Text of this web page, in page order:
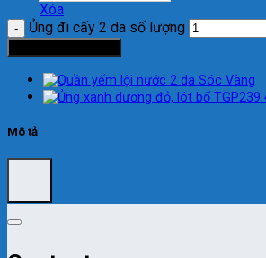
Xóa
Ủng đi cấy 2 da số lượng
Mô tả